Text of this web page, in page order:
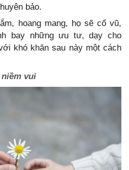
bảo.
hoang mang, họ sẽ cổ vũ,
bay những ưu tư, dạy cho
khó khăn sau này một cách
vui